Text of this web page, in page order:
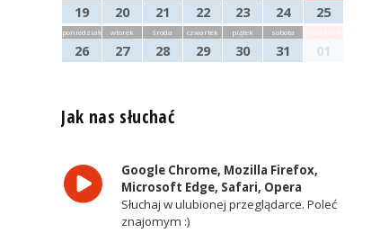
19 20 21 22 23 24 25
poniedziałek
26
wtorek
27
środa
28
czwartek
29
piątek
30
sobota
31 01
Jak nas słuchać
Google Chrome, Mozilla Firefox,
Microsoft Edge, Safari, Opera
Słuchaj w ulubionej przeglądarce. Poleć
znajomym :)